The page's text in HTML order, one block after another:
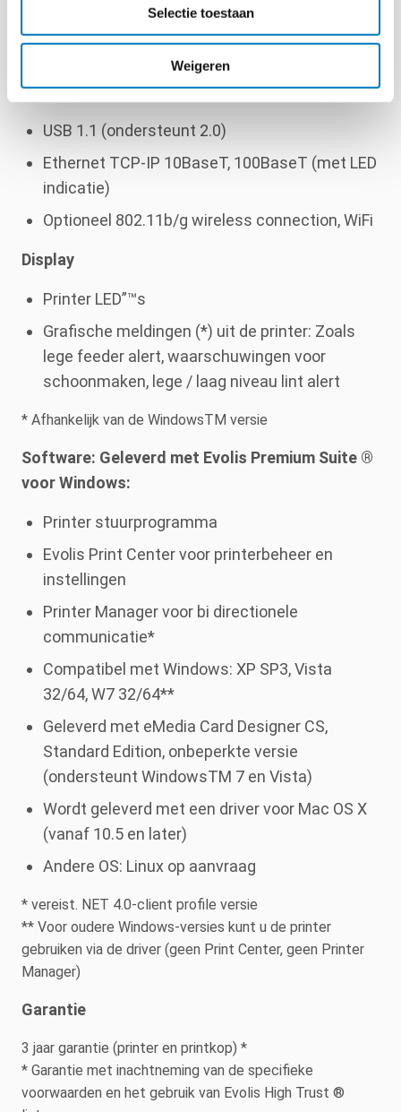
Selectie toestaan
Weigeren
* Onder specifieke omstandigheden
Andere specificaties
Interfaces
USB 1.1 (ondersteunt 2.0)
Ethernet TCP-IP 10BaseT, 100BaseT (met LED
indicatie)
Optioneel 802.11b/g wireless connection, WiFi
Display
Printer LED”™s
Grafische meldingen (*) uit de printer: Zoals
lege feeder alert, waarschuwingen voor
schoonmaken, lege / laag niveau lint alert
* Afhankelijk van de WindowsTM versie
Software: Geleverd met Evolis Premium Suite ®
voor Windows:
Printer stuurprogramma
Evolis Print Center voor printerbeheer en
instellingen
Printer Manager voor bi directionele
communicatie*
Compatibel met Windows: XP SP3, Vista
32/64, W7 32/64**
Geleverd met eMedia Card Designer CS,
Standard Edition, onbeperkte versie
(ondersteunt WindowsTM 7 en Vista)
Wordt geleverd met een driver voor Mac OS X
(vanaf 10.5 en later)
Andere OS: Linux op aanvraag
* vereist. NET 4.0-client profile versie
** Voor oudere Windows-versies kunt u de printer
gebruiken via de driver (geen Print Center, geen Printer
Manager)
Garantie
3 jaar garantie (printer en printkop) *
* Garantie met inachtneming van de specifieke
voorwaarden en het gebruik van Evolis High Trust ®